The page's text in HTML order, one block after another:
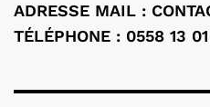
ADRESSE MAIL :
TÉLÉPHONE : 0558 13